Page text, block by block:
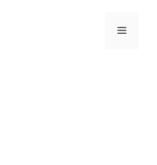
Menu